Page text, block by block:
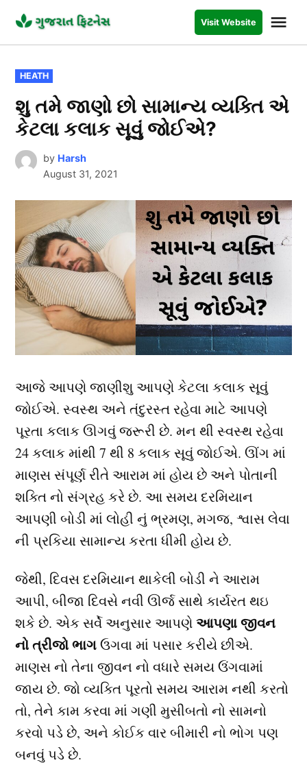
content
FITNESS
Visit Website
POSTED
IN
HEATH
શુ તમે જાણો છો સામાન્ય વ્યક્તિ એ
કેટલા કલાક સૂવું જોઈએ?
by Harsh
August 31, 2021
આજે આપણે જાણીશુ આપણે કેટલા કલાક સૂવું
જોઈએ. સ્વસ્થ અને તંદુરસ્ત રહેવા માટે આપણે
પૂરતા કલાક ઊગવું જરૂરી છે. મન થી સ્વસ્થ રહેવા
24 કલાક માંથી 7 થી 8 કલાક સૂવું જોઈએ. ઊંગ માં
માણસ સંપૂર્ણ રીતે આરામ માં હોય છે અને પોતાની
શક્તિ નો સંગ્રહ કરે છે. આ સમય દરમિયાન
આપણી બોડી માં લોહી નું ભ્રમણ, મગજ, શ્વાસ લેવા
ની પ્રકિયા સામાન્ય કરતા ધીમી હોય છે.
જેથી, દિવસ દરમિયાન થાકેલી બોડી ને આરામ
આપી, બીજા દિવસે નવી ઊર્જ સાથે કાર્યરત થઇ
શકે છે. એક સર્વે અનુસાર આપણેઆપણા જીવન
નોત્રીજો ભાગઉગવા માં પસાર કરીયે છીએ.
માણસ નો તેના જીવન નો વધારે સમય ઉંગવામાં
જાય છે. જો વ્યક્તિ પૂરતો સમય આરામ નથી કરતો
તો, તેને કામ કરવા માં ગણી મુસીબતો નો સામનો
કરવો પડે છે, અને કોઈક વાર બીમારી નો ભોગ પણ
બનવું પડે છે.